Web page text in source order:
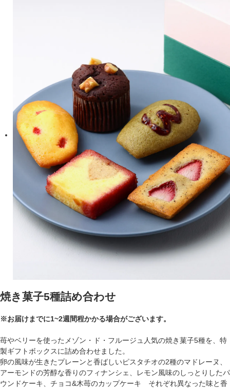
焼き菓子5種詰め合わせ
※お届けまでに1~2週間程かかる場合がございます。
苺やベリーを使ったメゾン・ド・フルージュ人気の焼き菓子5種を、特
製ギフトボックスに詰め合わせました。
卵の風味が生きたプレーンと香ばしいピスタチオの2種のマドレーヌ、
アーモンドの芳醇な香りのフィナンシェ、レモン風味のしっとりしたパ
ウンドケーキ、チョコ&木苺のカップケーキ それぞれ異なった味と香